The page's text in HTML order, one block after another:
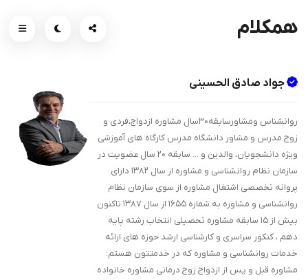
همکلام
جواد صادق الحسینی
روانشناس ومشاورسابقه۳۰سال مشاوره ازدواج،فردی و
زوج مدرس و مشاور دانشگاه مدرس کارگاه های آموزشی
ویژه دانشجویان، والدین و ... سابقه 20 سال عضویت در
سازمان نظام روانشناسی و مشاوره از سال ۱۳۸۲ دارای
پروانه تخصصی اشتغال مشاوره از سوی سازمان نظام
روانشناسی و مشاوره به شماره ۱۶۵۵ از سال ۱۳۸۷ تاکنون
بیش از ۱۵ سابقه مشاوره تحصیلی انتخاب رشته پایه
دهم ، کنکور سراسری و کارشناسی ارشد حوزه های ارائه
خدمات روانشناسی و مشاوره که در خدمتتون هستم:
مشاوره قبل و پس از ازدواج زوج درمانی مشاوره خانواده